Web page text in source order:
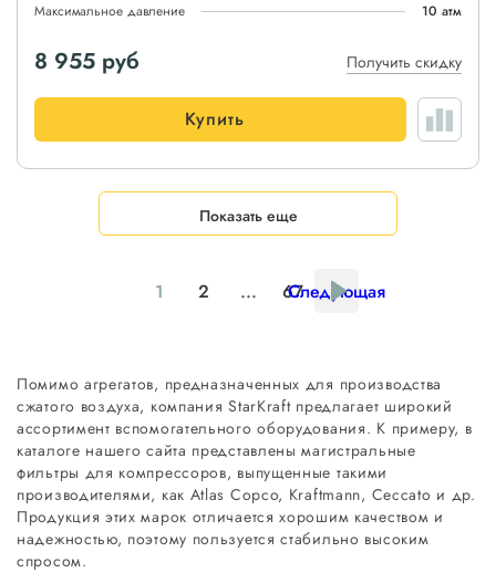
Максимальное давление 10 атм
8 955 руб Получить скидку
Купить
Показать еще
1 2 ... 67
Следующая
Помимо агрегатов, предназначенных для производства
сжатого воздуха, компания StarKraft предлагает широкий
ассортимент вспомогательного оборудования. К примеру, в
каталоге нашего сайта представлены магистральные
фильтры для компрессоров, выпущенные такими
производителями, как Atlas Copco, Kraftmann, Ceccato и др.
Продукция этих марок отличается хорошим качеством и
надежностью, поэтому пользуется стабильно высоким
спросом.